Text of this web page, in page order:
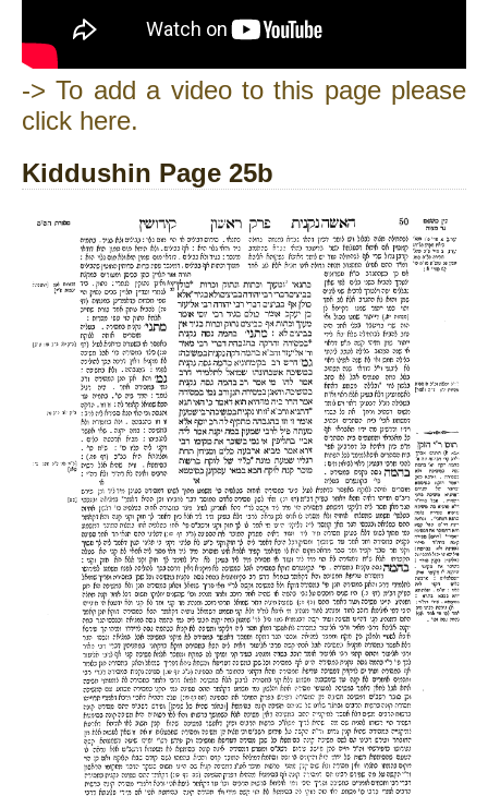
-> To add a video to this page please
click here.
Kiddushin Page 25b